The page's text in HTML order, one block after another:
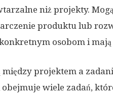
niż projekty.
produktu lub
osobom i
między projektem a
wiele zadań,